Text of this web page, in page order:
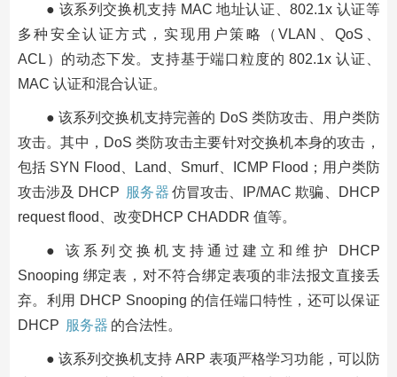
● 该系列交换机支持 MAC 地址认证、802.1x 认证等
多种安全认证方式，实现用户策略（VLAN、QoS、
ACL）的动态下发。支持基于端口粒度的 802.1x 认证、
MAC 认证和混合认证。
● 该系列交换机支持完善的 DoS 类防攻击、用户类防
攻击。其中，DoS 类防攻击主要针对交换机本身的攻击，
包括 SYN Flood、Land、Smurf、ICMP Flood；用户类防
攻击涉及 DHCP 服务器 仿冒攻击、IP/MAC 欺骗、DHCP
request flood、改变DHCP CHADDR 值等。
● 该系列交换机支持通过建立和维护 DHCP
Snooping 绑定表，对不符合绑定表项的非法报文直接丢
弃。利用 DHCP Snooping 的信任端口特性，还可以保证
DHCP 服务器 的合法性。
● 该系列交换机支持 ARP 表项严格学习功能，可以防